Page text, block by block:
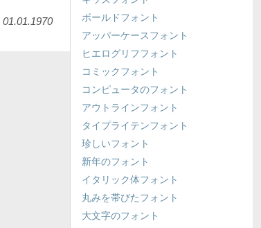
01.01.1970
ボールドフォント
アッパーケースフォント
ヒエログリフフォント
コミックフォント
コンピュータのフォント
アウトラインフォント
タイプライテンフォント
珍しいフォント
新年のフォント
イタリック体フォント
丸みを帯びたフォント
大文字のフォント